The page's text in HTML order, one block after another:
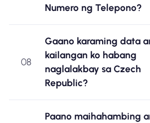
Numero ng Telepono?
08
Gaano karaming data
kailangan ko habang
naglalakbay sa Czech
Republic?
Paano maihahambing